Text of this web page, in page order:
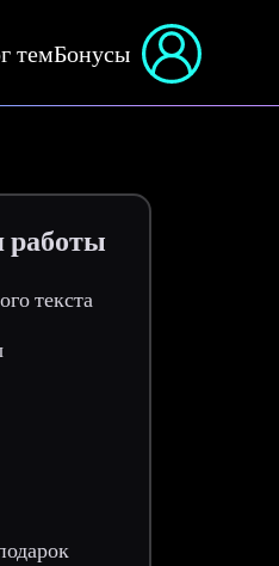
темБонусы
работы
текста